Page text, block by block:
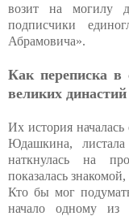
возит на могилу
подписчики
Абрамовича».
Как переписка в
великих династий
Их история
Юдашкина,
наткнулась на
показалась
Кто бы мог
начало одному из